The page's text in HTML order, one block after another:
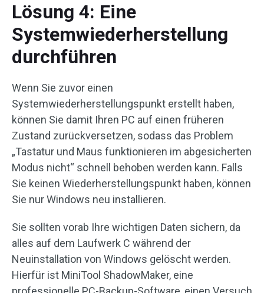
Lösung 4: Eine
Systemwiederherstellung
durchführen
Wenn Sie zuvor einen
Systemwiederherstellungspunkt erstellt haben,
können Sie damit Ihren PC auf einen früheren
Zustand zurückversetzen, sodass das Problem
„Tastatur und Maus funktionieren im abgesicherten
Modus nicht“ schnell behoben werden kann. Falls
Sie keinen Wiederherstellungspunkt haben, können
Sie nur Windows neu installieren.
Sie sollten vorab Ihre wichtigen Daten sichern, da
alles auf dem Laufwerk C während der
Neuinstallation von Windows gelöscht werden.
Hierfür ist MiniTool ShadowMaker, eine